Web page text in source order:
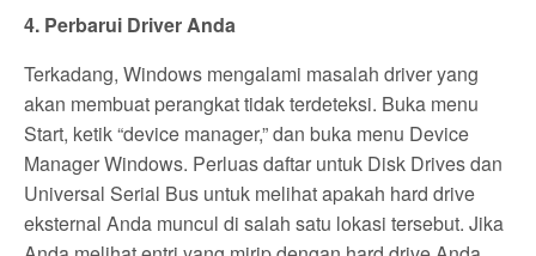
4. Perbarui Driver Anda
Terkadang, Windows mengalami masalah driver yang
akan membuat perangkat tidak terdeteksi. Buka menu
Start, ketik “device manager,” dan buka menu Device
Manager Windows. Perluas daftar untuk Disk Drives dan
Universal Serial Bus untuk melihat apakah hard drive
eksternal Anda muncul di salah satu lokasi tersebut. Jika